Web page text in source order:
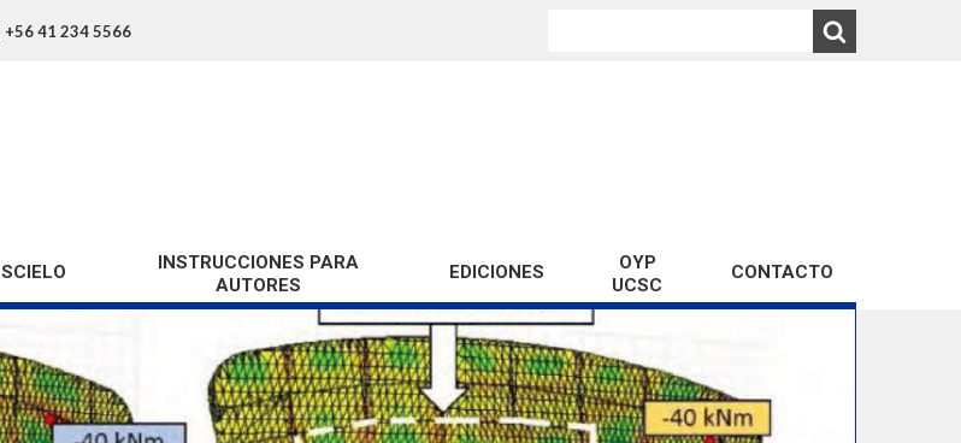
+56 41 234 5566
SCIELO
INSTRUCCIONES PARA
AUTORES
EDICIONES
Año 2023
Año 2022
Año 2021
OYP
UCSC
CONTACTO